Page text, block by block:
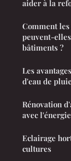
aider à la
Comment
peuvent-
bâtiments ?
Les
d'eau de pluie
Rénovation
avec
Eclairage
cultures